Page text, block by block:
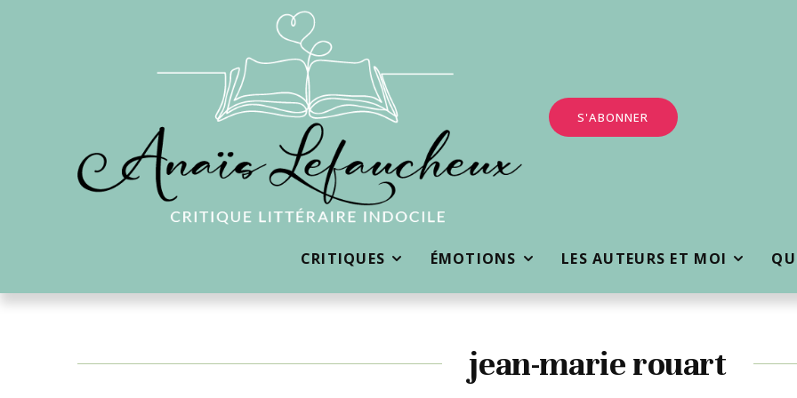
S'ABONNER
CRITIQUES ÉMOTIONS LES AUTEURS ET MOI
jean-marie rouart